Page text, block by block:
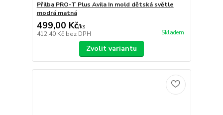
Přilba PRO-T Plus Avila In mold dětská světle
modrá matná
499,00 Kč/ks
412,40 Kč bez DPH Skladem
Zvolit variantu